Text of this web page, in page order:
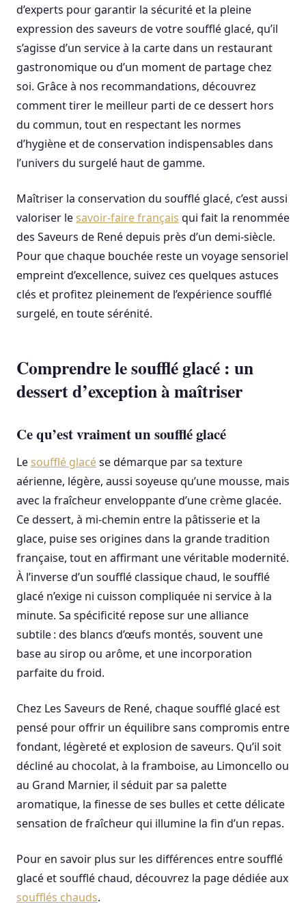
d’experts pour garantir la sécurité et la pleine
expression des saveurs de votre soufflé glacé, qu’il
s’agisse d’un service à la carte dans un restaurant
gastronomique ou d’un moment de partage chez
soi. Grâce à nos recommandations, découvrez
comment tirer le meilleur parti de ce dessert hors
du commun, tout en respectant les normes
d’hygiène et de conservation indispensables dans
l’univers du surgelé haut de gamme.
Maîtriser la conservation du soufflé glacé, c’est aussi
valoriser lesavoir-faire français qui fait la renommée
des Saveurs de René depuis près d’un demi-siècle.
Pour que chaque bouchée reste un voyage sensoriel
empreint d’excellence, suivez ces quelques astuces
clés et profitez pleinement de l’expérience soufflé
surgelé, en toute sérénité.
Comprendre le soufflé glacé : un
dessert d’exception à maîtriser
Ce qu’est vraiment un soufflé glacé
Lesoufflé glacése démarque par sa texture
aérienne, légère, aussi soyeuse qu’une mousse, mais
avec la fraîcheur enveloppante d’une crème glacée.
Ce dessert, à mi-chemin entre la pâtisserie et la
glace, puise ses origines dans la grande tradition
française, tout en affirmant une véritable modernité.
À l’inverse d’un soufflé classique chaud, le soufflé
glacé n’exige ni cuisson compliquée ni service à la
minute. Sa spécificité repose sur une alliance
subtile : des blancs d’œufs montés, souvent une
base au sirop ou arôme, et une incorporation
parfaite du froid.
Chez Les Saveurs de René, chaque soufflé glacé est
pensé pour offrir un équilibre sans compromis entre
fondant, légèreté et explosion de saveurs. Qu’il soit
décliné au chocolat, à la framboise, au Limoncello ou
au Grand Marnier, il séduit par sa palette
aromatique, la finesse de ses bulles et cette délicate
sensation de fraîcheur qui illumine la fin d’un repas.
Pour en savoir plus sur les différences entre soufflé
glacé et soufflé chaud, découvrez la page dédiée aux
soufflés chauds.